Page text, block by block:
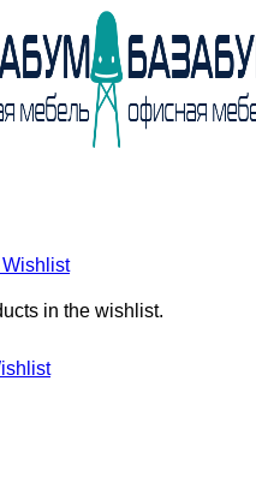
Wishlist
in the wishlist.